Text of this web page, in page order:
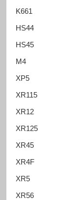
K661
HS44
HS45
M4
XP5
XR115
XR12
XR125
XR45
XR4F
XR5
XR56